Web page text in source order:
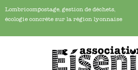
Lombricompostage, gestion de déchets,
écologie concrête sur la région lyonnaise